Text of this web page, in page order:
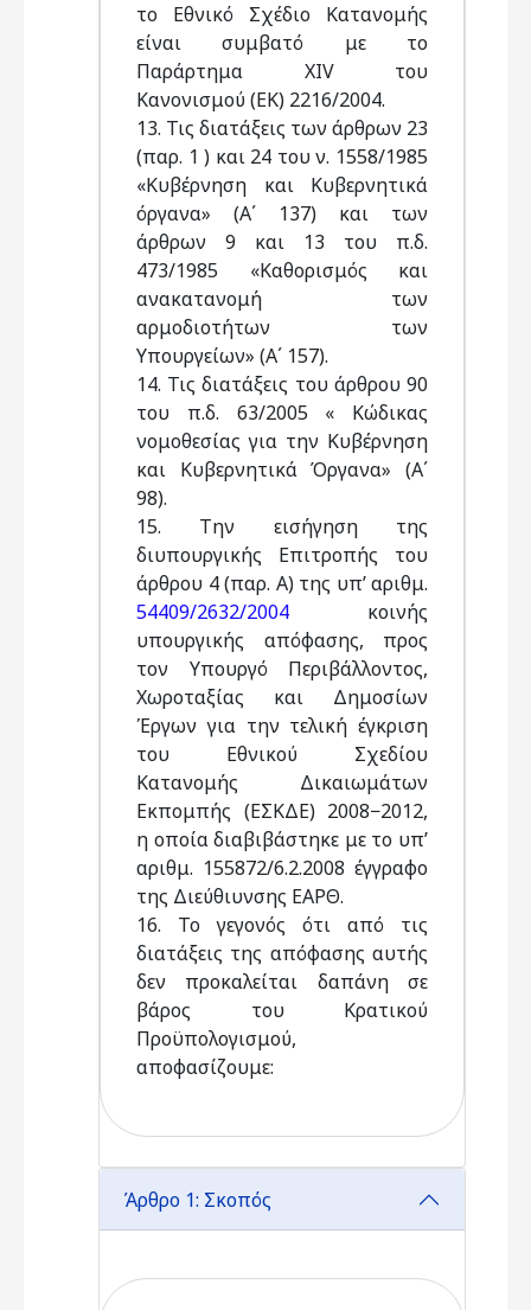
το Εθνικό Σχέδιο Κατανομής
είναι συμβατό με το
Παράρτημα ΧΙV του
Κανονισμού (ΕΚ) 2216/2004.
13. Τις διατάξεις των άρθρων 23
(παρ. 1 ) και 24 του ν. 1558/1985
«Κυβέρνηση και Κυβερνητικά
όργανα» (Α΄ 137) και των
άρθρων 9 και 13 του π.δ.
473/1985 «Καθορισμός και
ανακατανομή των
αρμοδιοτήτων των
Υπουργείων» (Α΄ 157).
14. Τις διατάξεις του άρθρου 90
του π.δ. 63/2005 « Κώδικας
νομοθεσίας για την Κυβέρνηση
και Κυβερνητικά Όργανα» (Α΄
98).
15. Την εισήγηση της
διυπουργικής Επιτροπής του
άρθρου 4 (παρ. Α) της υπ’ αριθμ.
54409/2632/2004 κοινής
υπουργικής απόφασης, προς
τον Υπουργό Περιβάλλοντος,
Χωροταξίας και Δημοσίων
Έργων για την τελική έγκριση
του Εθνικού Σχεδίου
Κατανομής Δικαιωμάτων
Εκπομπής (ΕΣΚΔΕ) 2008−2012,
η οποία διαβιβάστηκε με το υπ’
αριθμ. 155872/6.2.2008 έγγραφο
της Διεύθιυνσης ΕΑΡΘ.
16. Το γεγονός ότι από τις
διατάξεις της απόφασης αυτής
δεν προκαλείται δαπάνη σε
βάρος του Κρατικού
Προϋπολογισμού,
αποφασίζουμε:
Άρθρο 1: Σκοπός